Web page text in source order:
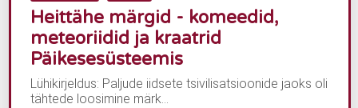
Heittähe märgid - komeedid,
meteoriidid ja kraatrid
Päikesesüsteemis
Lühikirjeldus: Paljude iidsete tsivilisatsioonide jaoks oli
tähtede loosimine märk...